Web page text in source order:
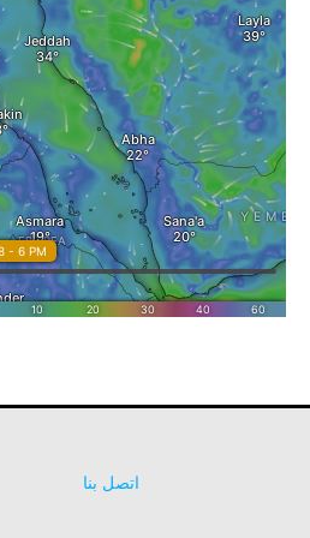
اتصل بنا